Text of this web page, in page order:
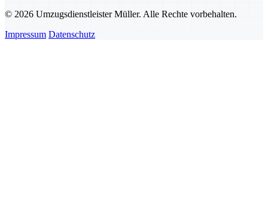
© 2026 Umzugsdienstleister Müller. Alle Rechte vorbehalten.
Impressum Datenschutz